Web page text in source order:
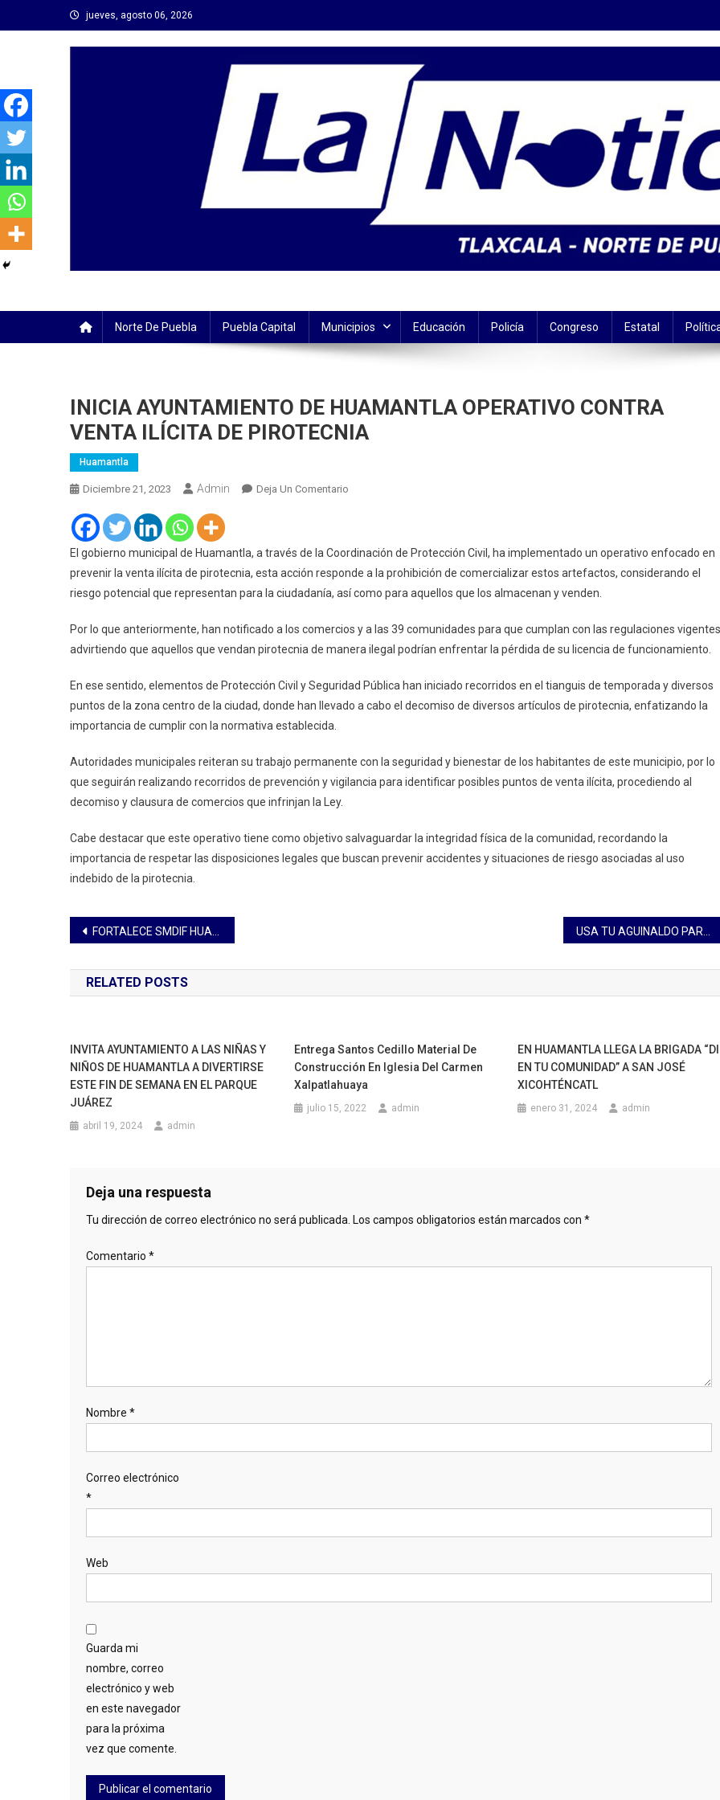
al
jueves, agosto 06, 2026
Norte De Puebla Puebla Capital Municipios Educación Policía Congreso Estatal
INICIA AYUNTAMIENTO DE HUAMANTLA OPERATIVO CONTRA
VENTA ILÍCITA DE PIROTECNIA
Huamantla
Diciembre 21, 2023 Admin Deja Un Comentario
OPERATIVO
CONTRA
ILÍCITA
DE
El gobierno municipal de Huamantla, a través de la Coordinación de Protección Civil, ha implementado un operativo enfocado en
prevenir la venta ilícita de pirotecnia, esta acción responde a la prohibición de comercializar estos artefactos, considerando el
riesgo potencial que representan para la ciudadanía, así como para aquellos que los almacenan y venden.
Por lo que anteriormente, han notificado a los comercios y a las 39 comunidades para que cumplan con las regulaciones
advirtiendo que aquellos que vendan pirotecnia de manera ilegal podrían enfrentar la pérdida de su licencia de funcionamiento.
En ese sentido, elementos de Protección Civil y Seguridad Pública han iniciado recorridos en el tianguis de temporada y diversos
puntos de la zona centro de la ciudad, donde han llevado a cabo el decomiso de diversos artículos de pirotecnia, enfatizando la
importancia de cumplir con la normativa establecida.
Autoridades municipales reiteran su trabajo permanente con la seguridad y bienestar de los habitantes de este municipio, por lo
que seguirán realizando recorridos de prevención y vigilancia para identificar posibles puntos de venta ilícita, procediendo al
decomiso y clausura de comercios que infrinjan la Ley.
Cabe destacar que este operativo tiene como objetivo salvaguardar la integridad física de la comunidad, recordando la
importancia de respetar las disposiciones legales que buscan prevenir accidentes y situaciones de riesgo asociadas al uso
indebido de la pirotecnia.
Navegación
de
entradas
FORTALECE SMDIF HUAMANTLA SERVICIOS DE REHABILITACIÓN CON UN EQUIPO NUEVO DE ELECTROTERAPIA USA TU AGUINALDO PARA DISMINUIR LA DEUDA DE TU CRÉDITO INFONAVIT O TERMINAR DE PAGARLO
RELATED POSTS
INVITA AYUNTAMIENTO A LAS NIÑAS Y
NIÑOS DE HUAMANTLA A DIVERTIRSE
ESTE FIN DE SEMANA EN EL PARQUE
JUÁREZ
abril 19, 2024 admin
Entrega Santos Cedillo Material De
Construcción En Iglesia Del Carmen
Xalpatlahuaya
julio 15, 2022 admin
EN HUAMANTLA LLEGA LA BRIGADA
EN TU COMUNIDAD” A SAN JOSÉ
XICOHTÉNCATL
enero 31, 2024 admin
Deja una respuesta
Tu dirección de correo electrónico no será publicada. Los campos obligatorios están marcados con *
Comentario *
Nombre *
Correo electrónico
*
Web
Guarda mi
nombre, correo
electrónico y web
en este navegador
para la próxima
vez que comente.